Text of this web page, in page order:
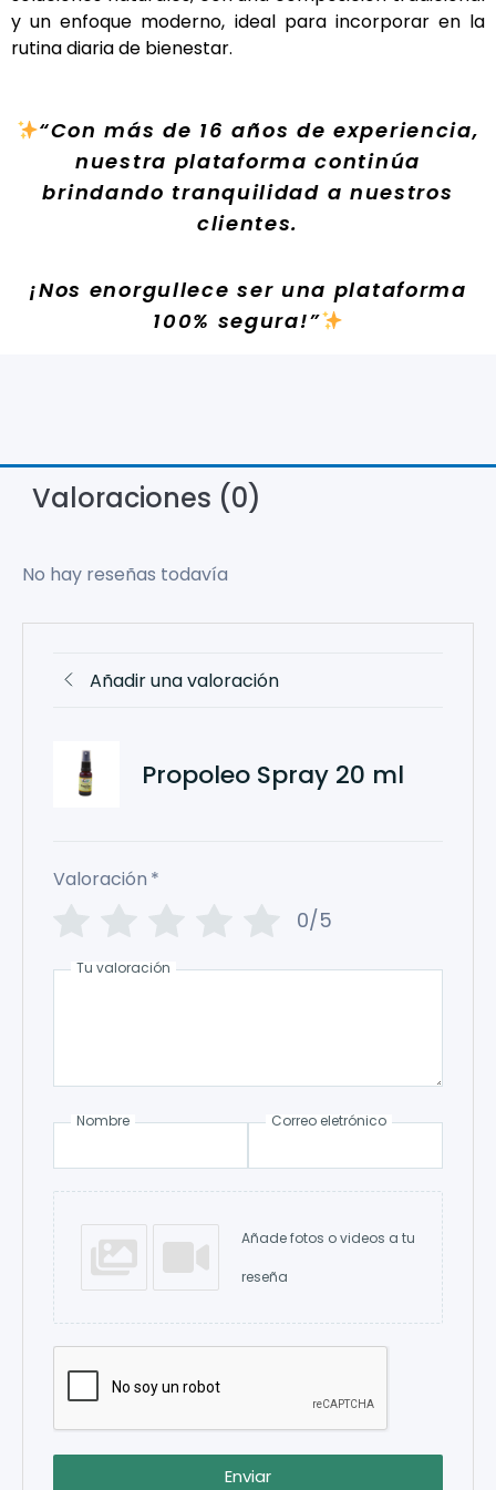
y un enfoque moderno, ideal para incorporar en la
rutina diaria de bienestar.
“Con más de 16 años de experiencia,
nuestra plataforma continúa
brindando tranquilidad a nuestros
clientes.
¡Nos enorgullece ser una plataforma
100% segura!”
Valoraciones (0)
No hay reseñas todavía
Añadir una valoración
Propoleo Spray 20 ml
Valoración *
0/5
Tu valoración
Nombre Correo eletrónico
Añade fotos o videos a tu
reseña
Enviar